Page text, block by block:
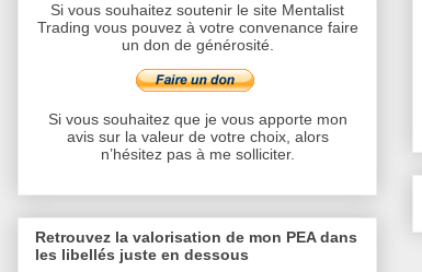
Si vous souhaitez soutenir le site Mentalist
Trading vous pouvez à votre convenance faire
un don de générosité.
Si vous souhaitez que je vous apporte mon
avis sur la valeur de votre choix, alors
n’hésitez pas à me solliciter.
Retrouvez la valorisation de mon PEA dans
les libellés juste en dessous